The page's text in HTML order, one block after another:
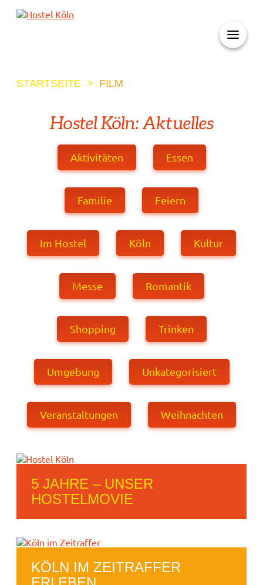
STARTSEITE > FILM
Hostel Köln: Aktuelles
Aktivitäten Essen
Familie Feiern
Im Hostel Köln Kultur
Messe Romantik
Shopping Trinken
Umgebung Unkategorisiert
Veranstaltungen Weihnachten
5 JAHRE – UNSER
HOSTELMOVIE
KÖLN IM ZEITRAFFER